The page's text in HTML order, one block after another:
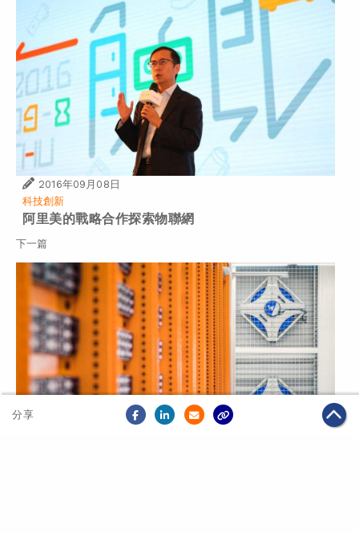
分享
2016年09月08日
科技創新
阿里美的戰略合作探索物聯網
下一篇